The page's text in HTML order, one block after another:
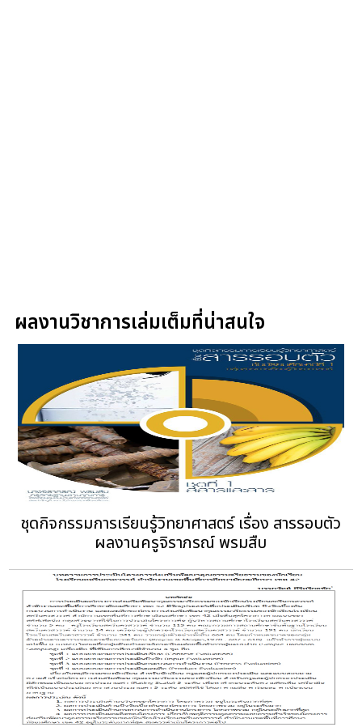
ผลงานวิชาการเล่มเต็มที่น่าสนใจ
ชุดกิจกรรมการเรียนรู้วิทยาศาสตร์ เรื่อง สารรอบตัว
ผลงานครูจิราภรณ์ พรมสืบ